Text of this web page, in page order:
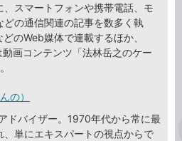
、スマートフォンや携帯電話、モ
の通信関連の記事を数多く執
のWeb媒体で連載するほか、
画コンテンツ「法林岳之のケー
の）
ドバイザー。1970年代から常に最
単にエキスパートの視点からで